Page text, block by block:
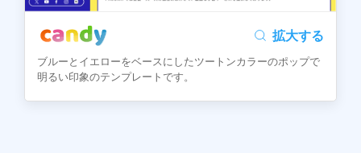
拡大する
ブルーとイエローをベースにしたツートンカラーのポップで
明るい印象のテンプレートです。